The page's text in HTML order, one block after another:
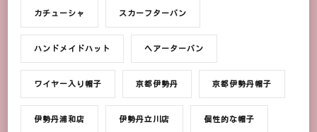
カチューシャ スカーフターバン
ハンドメイドハット ヘアーターバン
ワイヤー入り帽子 京都伊勢丹 京都伊勢丹帽子
伊勢丹浦和店 伊勢丹立川店 個性的な帽子